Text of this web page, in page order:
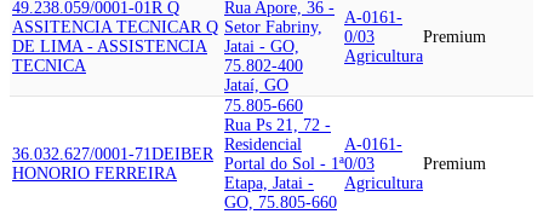
49.238.059/0001-01 R Q
ASSITENCIA TECNICAR Q
DE LIMA - ASSISTENCIA
TECNICA
Rua Apore, 36 -
Setor Fabriny,
Jatai - GO,
75.802-400
Jataí, GO
A-0161-
0/03
Agricultura
Premium
36.032.627/0001-71 DEIBER
HONORIO FERREIRA
75.805-660
Rua Ps 21, 72 -
Residencial
Portal do Sol - 1ª
Etapa, Jatai -
GO, 75.805-660
A-0161-
0/03
Agricultura
Premium